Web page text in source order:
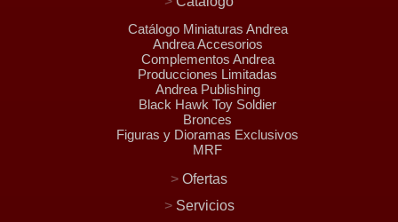
Catálogo Miniaturas Andrea
Andrea Accesorios
Complementos Andrea
Producciones Limitadas
Andrea Publishing
Black Hawk Toy Soldier
Bronces
Figuras y Dioramas Exclusivos
MRF
> Ofertas
> Servicios